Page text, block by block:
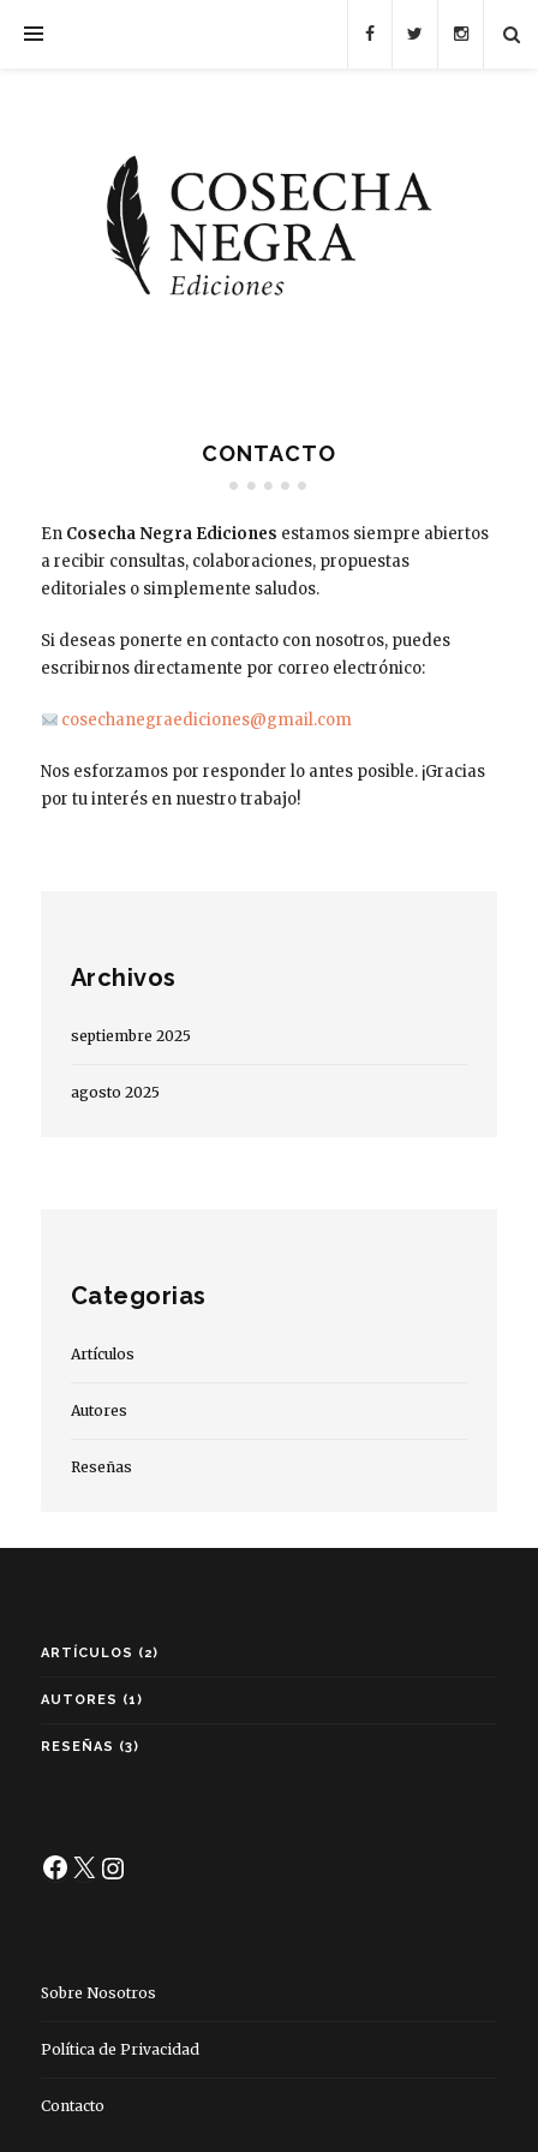
CONTACTO
En Cosecha Negra Ediciones estamos siempre abiertos
a recibir consultas, colaboraciones, propuestas
editoriales o simplemente saludos.
Si deseas ponerte en contacto con nosotros, puedes
escribirnos directamente por correo electrónico:
cosechanegraediciones@gmail.com
Nos esforzamos por responder lo antes posible. ¡Gracias
por tu interés en nuestro trabajo!
Archivos
septiembre 2025
agosto 2025
Categorias
Artículos
Autores
Reseñas
ARTÍCULOS (2)
AUTORES (1)
RESEÑAS (3)
Facebook
X Instagram
Sobre Nosotros
Política de Privacidad
Contacto